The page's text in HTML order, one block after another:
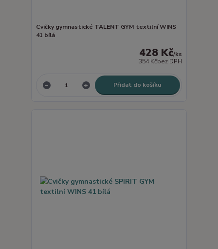
Cvičky gymnastické TALENT GYM textilní WINS
41 bílá
428 Kč/ks
354 Kčbez DPH
Přidat do košíku